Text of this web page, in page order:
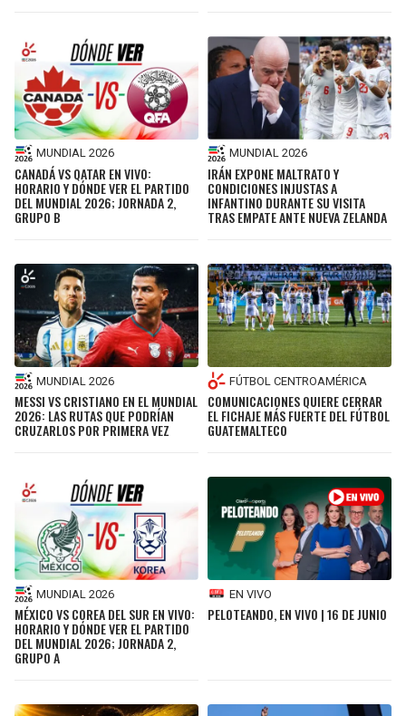
MUNDIAL 2026
CANADÁ VS QATAR EN VIVO:
HORARIO Y DÓNDE VER EL PARTIDO
DEL MUNDIAL 2026; JORNADA 2,
GRUPO B
MUNDIAL 2026
IRÁN EXPONE MALTRATO Y
CONDICIONES INJUSTAS A
INFANTINO DURANTE SU VISITA
TRAS EMPATE ANTE NUEVA ZELANDA
MUNDIAL 2026
MESSI VS CRISTIANO EN EL MUNDIAL
2026: LAS RUTAS QUE PODRÍAN
CRUZARLOS POR PRIMERA VEZ
FÚTBOL CENTROAMÉRICA
COMUNICACIONES QUIERE CERRAR
EL FICHAJE MÁS FUERTE DEL FÚTBOL
GUATEMALTECO
MUNDIAL 2026
MÉXICO VS COREA DEL SUR EN VIVO:
HORARIO Y DÓNDE VER EL PARTIDO
DEL MUNDIAL 2026; JORNADA 2,
GRUPO A
EN VIVO
PELOTEANDO, EN VIVO | 16 DE JUNIO